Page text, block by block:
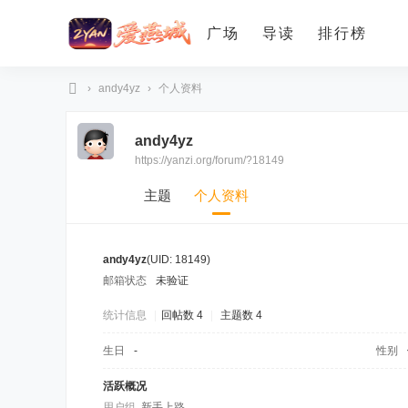
广场 导读 排行榜
› andy4yz › 个人资料
andy4yz
https://yanzi.org/forum/?18149
主题 个人资料
andy4yz(UID: 18149)
邮箱状态
未验证
统计信息 回帖数 4 主题数 4
生日 - 性别
活跃概况